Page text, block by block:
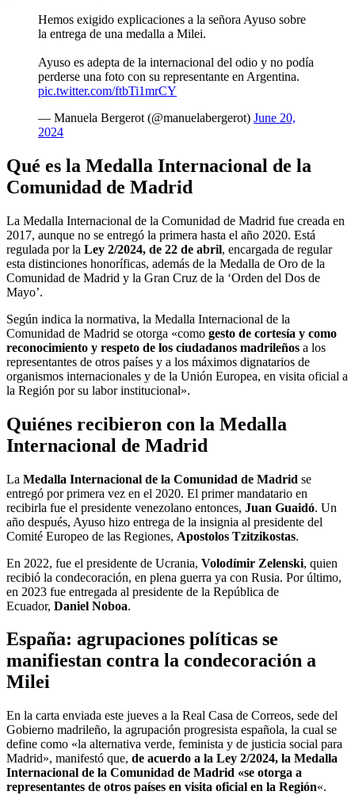
Hemos exigido explicaciones a la señora Ayuso sobre
la entrega de una medalla a Milei.
Ayuso es adepta de la internacional del odio y no podía
perderse una foto con su representante en Argentina.
pic.twitter.com/ftbTi1mrCY
— Manuela Bergerot (@manuelabergerot) June 20,
2024
Qué es la Medalla Internacional de la
Comunidad de Madrid
La Medalla Internacional de la Comunidad de Madrid fue creada en
2017, aunque no se entregó la primera hasta el año 2020. Está
regulada por la Ley 2/2024, de 22 de abril, encargada de regular
esta distinciones honoríficas, además de la Medalla de Oro de la
Comunidad de Madrid y la Gran Cruz de la ‘Orden del Dos de
Mayo’.
Según indica la normativa, la Medalla Internacional de la
Comunidad de Madrid se otorga «como gesto de cortesía y como
reconocimiento y respeto de los ciudadanos madrileños a los
representantes de otros países y a los máximos dignatarios de
organismos internacionales y de la Unión Europea, en visita oficial a
la Región por su labor institucional».
Quiénes recibieron con la Medalla
Internacional de Madrid
La Medalla Internacional de la Comunidad de Madrid se
entregó por primera vez en el 2020. El primer mandatario en
recibirla fue el presidente venezolano entonces, Juan Guaidó. Un
año después, Ayuso hizo entrega de la insignia al presidente del
Comité Europeo de las Regiones, Apostolos Tzitzikostas.
En 2022, fue el presidente de Ucrania, Volodímir Zelenski, quien
recibió la condecoración, en plena guerra ya con Rusia. Por último,
en 2023 fue entregada al presidente de la República de
Ecuador, Daniel Noboa.
España: agrupaciones políticas se
manifiestan contra la condecoración a
Milei
En la carta enviada este jueves a la Real Casa de Correos, sede del
Gobierno madrileño, la agrupación progresista española, la cual se
define como «la alternativa verde, feminista y de justicia social para
Madrid», manifestó que, de acuerdo a la Ley 2/2024, la Medalla
Internacional de la Comunidad de Madrid «se otorga a
representantes de otros países en visita oficial en la Región«.